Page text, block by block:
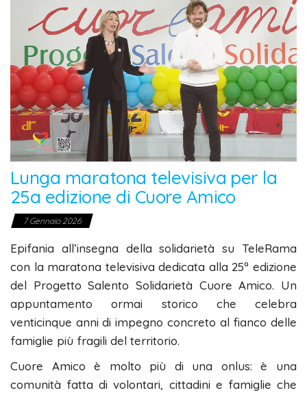
Lunga maratona televisiva per la
25a edizione di Cuore Amico
7 Gennaio 2026
Epifania all’insegna della solidarietà su TeleRama
con la maratona televisiva dedicata alla 25ª edizione
del Progetto Salento Solidarietà Cuore Amico. Un
appuntamento ormai storico che celebra
venticinque anni di impegno concreto al fianco delle
famiglie più fragili del territorio.
Cuore Amico è molto più di una onlus: è una
comunità fatta di volontari, cittadini e famiglie che